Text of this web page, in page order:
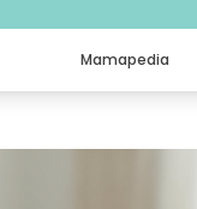
Mamapedia